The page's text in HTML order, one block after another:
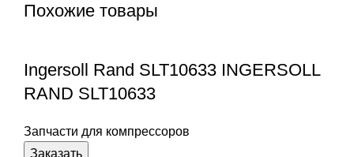
Похожие товары
Ingersoll Rand SLT10633 INGERSOLL
RAND SLT10633
Запчасти для компрессоров
Заказать